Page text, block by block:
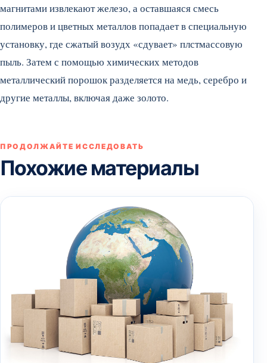
магнитами извлекают железо, а оставшаяся смесь
полимеров и цветных металлов попадает в специальную
установку, где сжатый возудх «сдувает» плстмассовую
пыль. Затем с помощью химических методов
металлический порошок разделяется на медь, серебро и
другие металлы, включая даже золото.
ПРОДОЛЖАЙТЕ ИССЛЕДОВАТЬ
Похожие материалы